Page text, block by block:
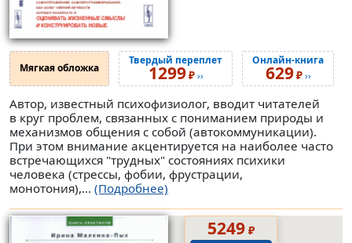
Мягкая обложка
Твердый переплет
1299₽››
Онлайн-книга
629₽››
Автор, известный психофизиолог, вводит читателей
в круг проблем, связанных с пониманием природы и
механизмов общения с собой (автокоммуникации).
При этом внимание акцентируется на наиболее часто
встречающихся "трудных" состояниях психики
человека (стрессы, фобии, фрустрации,
монотония),... (Подробнее)
5249₽